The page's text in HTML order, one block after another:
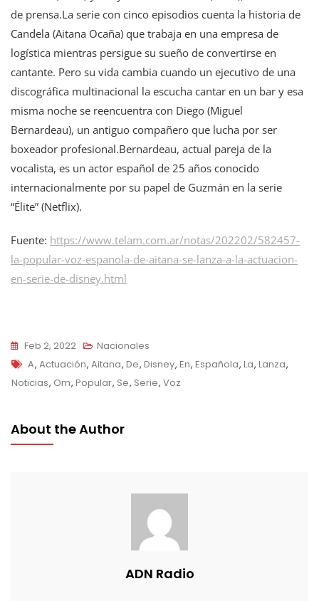
de prensa.La serie con cinco episodios cuenta la historia de
Candela (Aitana Ocaña) que trabaja en una empresa de
logística mientras persigue su sueño de convertirse en
cantante. Pero su vida cambia cuando un ejecutivo de una
discográfica multinacional la escucha cantar en un bar y esa
misma noche se reencuentra con Diego (Miguel
Bernardeau), un antiguo compañero que lucha por ser
boxeador profesional.Bernardeau, actual pareja de la
vocalista, es un actor español de 25 años conocido
internacionalmente por su papel de Guzmán en la serie
“Élite” (Netflix).
Fuente: https://www.telam.com.ar/notas/202202/582457-
la-popular-voz-espanola-de-aitana-se-lanza-a-la-actuacion-
en-serie-de-disney.html
Feb 2, 2022
Nacionales
Tags
A, Actuación, Aitana, De, Disney, En, Española, La, Lanza,
Noticias, Om, Popular, Se, Serie, Voz
About the Author
ADN Radio